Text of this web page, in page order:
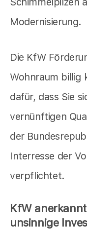
Modernisierung.
Die KfW
Wohnraum billig
dafür, dass Sie
vernünftigen
der
Interresse der
verpflichtet.
KfW
unsinnige